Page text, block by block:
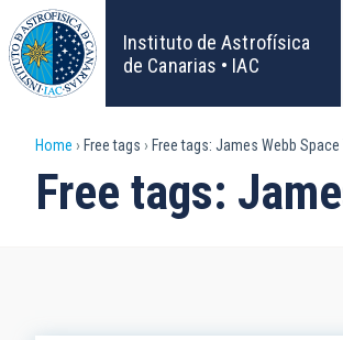
Skip
to
main
content
Instituto de Astrofísica
de Canarias • IAC
Breadcrumb
Home Free tags Free tags: James Webb
Free tags: